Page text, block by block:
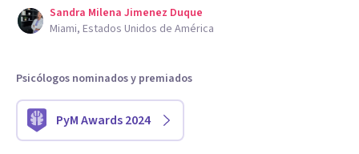
Sandra Milena Jimenez Duque
Miami, Estados Unidos de América
Psicólogos nominados y premiados
PyM Awards 2024